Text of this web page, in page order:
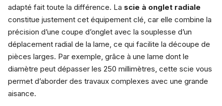
adapté fait toute la différence. La scie à onglet radiale
constitue justement cet équipement clé, car elle combine la
précision d’une coupe d’onglet avec la souplesse d’un
déplacement radial de la lame, ce qui facilite la découpe de
pièces larges. Par exemple, grâce à une lame dont le
diamètre peut dépasser les 250 millimètres, cette scie vous
permet d’aborder des travaux complexes avec une grande
aisance.